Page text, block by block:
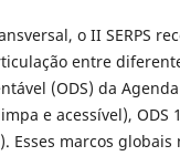
o II SERPS
entre
(ODS) da
e acessível),
Esses marcos